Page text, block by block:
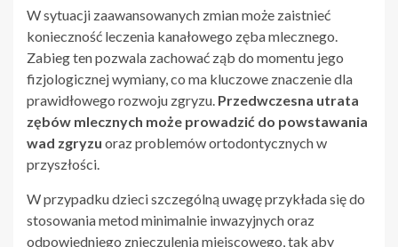
W sytuacji zaawansowanych zmian może zaistnieć
konieczność leczenia kanałowego zęba mlecznego.
Zabieg ten pozwala zachować ząb do momentu jego
fizjologicznej wymiany, co ma kluczowe znaczenie dla
prawidłowego rozwoju zgryzu. Przedwczesna utrata
zębów mlecznych może prowadzić do powstawania
wad zgryzu oraz problemów ortodontycznych w
przyszłości.
W przypadku dzieci szczególną uwagę przykłada się do
stosowania metod minimalnie inwazyjnych oraz
odpowiedniego znieczulenia miejscowego, tak aby